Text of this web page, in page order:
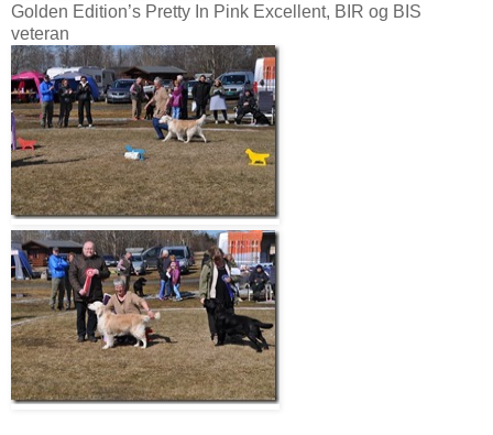
Golden Edition’s Pretty In Pink Excellent, BIR og BIS
veteran